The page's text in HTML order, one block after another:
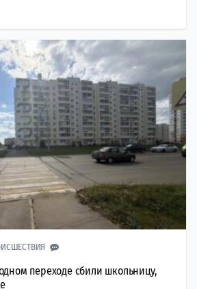
переходе сбили школьницу,